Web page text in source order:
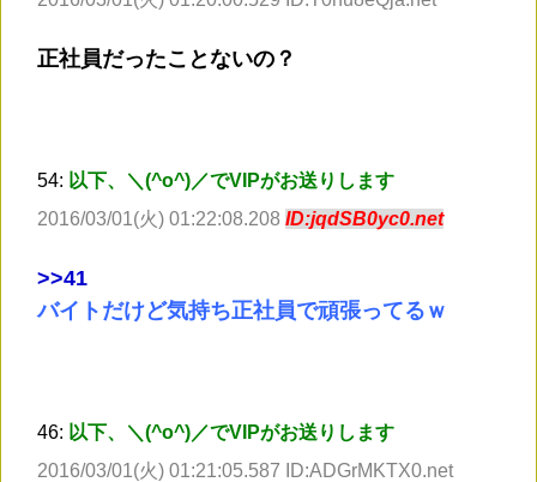
正社員だったことないの？
54: 以下、＼(^o^)／でVIPがお送りします
2016/03/01(火) 01:22:08.208 ID:jqdSB0yc0.net
>>41
バイトだけど気持ち正社員で頑張ってるｗ
46: 以下、＼(^o^)／でVIPがお送りします
2016/03/01(火) 01:21:05.587 ID:ADGrMKTX0.net